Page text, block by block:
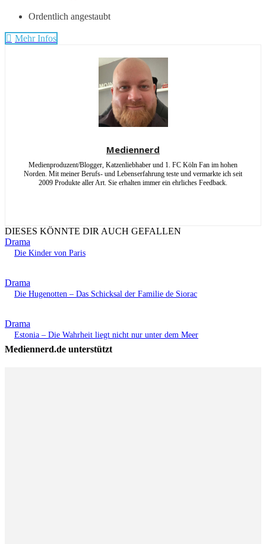
Ordentlich angestaubt
Mehr Infos
Mediennerd
Medienproduzent/Blogger, Katzenliebhaber und 1. FC Köln Fan im hohen
Norden. Mit meiner Berufs- und Lebenserfahrung teste und vermarkte ich seit
2009 Produkte aller Art. Sie erhalten immer ein ehrliches Feedback.
DIESES KÖNNTE DIR AUCH GEFALLEN
Drama
Die Kinder von Paris
Drama
Die Hugenotten – Das Schicksal der Familie de Siorac
Drama
Estonia – Die Wahrheit liegt nicht nur unter dem Meer
Mediennerd.de unterstützt